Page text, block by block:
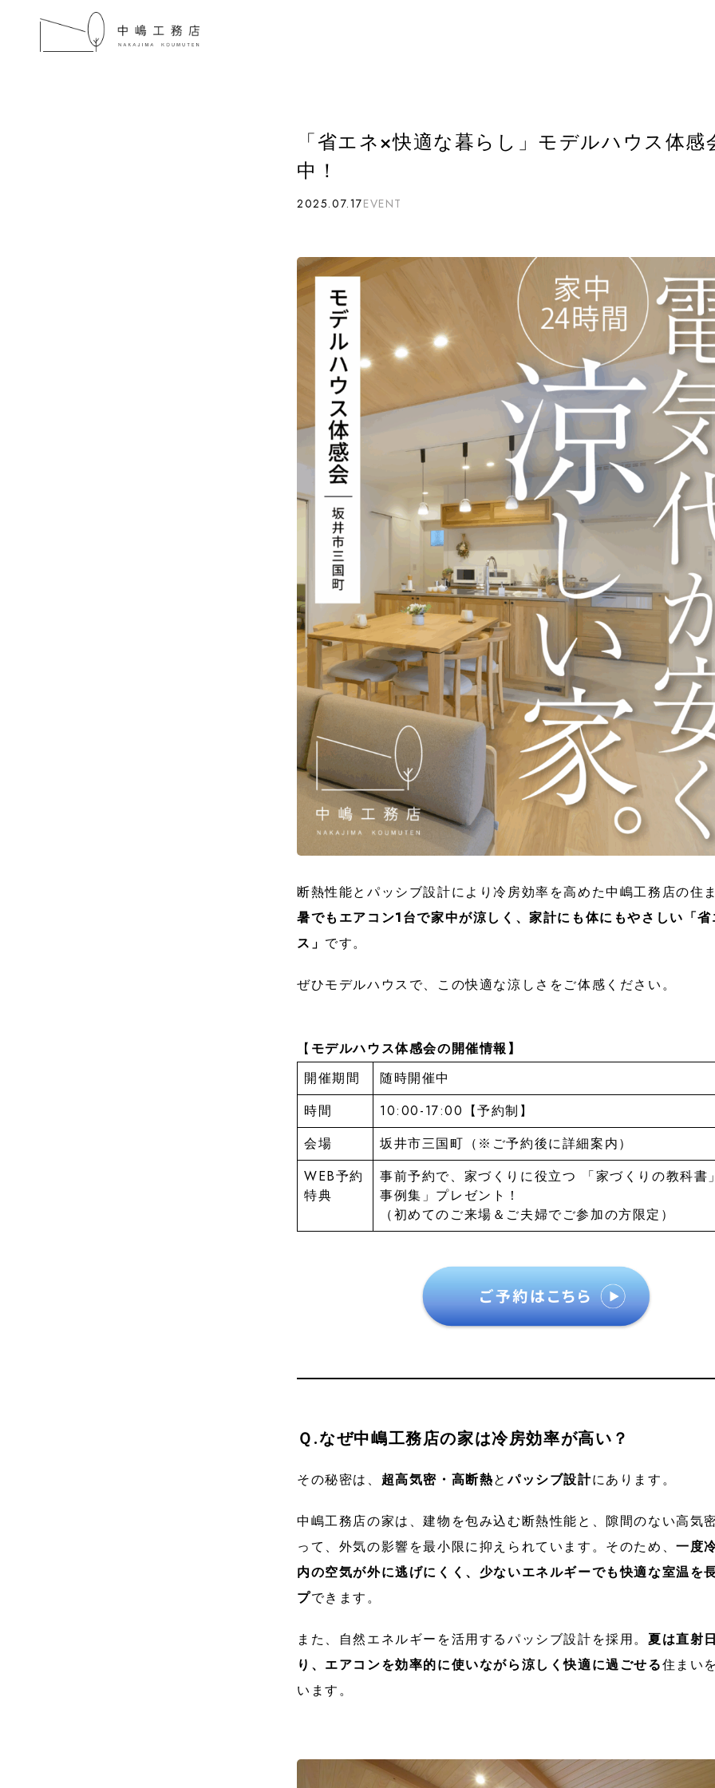
「省エネ×快適な暮らし」モデルハウス体感
中！
2025.07.17EVENT
断熱性能とパッシブ設計により冷房効率を高めた中嶋工務店の住
暑でもエアコン1台で家中が涼しく、家計にも体にもやさしい「
ス」 です。
ぜひモデルハウスで、この快適な涼しさをご体感ください。
【 モデルハウス体感会の開催情報】
開催期間
随時開催中
時間
10:00-17:00【予約制】
会場
坂井市三国町（※ご予約後に詳細案内）
WEB予約
特典
事前予約で、家づくりに役立つ 「家づくりの教科書
事例集」プレゼント！
（初めてのご来場＆ご夫婦でご参加の方限定）
Ｑ.なぜ中嶋工務店の家は冷房効率が高い？
その秘密は、 超高気密・高断熱とパッシブ設計にあります。
中嶋工務店の家は、建物を包み込む断熱性能と、隙間のない高気
って、外気の影響を最小限に抑えられています。そのため、一度
内の空気が外に逃げにくく、少ないエネルギーでも快適な室温を
プできます。
また、自然エネルギーを活用するパッシブ設計を採用。 夏は直射
り、エアコンを効率的に使いながら涼しく快適に過ごせる住まい
います。